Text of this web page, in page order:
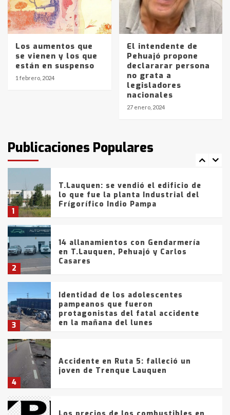
Los aumentos que
se vienen y los que
están en suspenso
1 febrero, 2024
El intendente de
Pehuajó propone
declararar persona
no grata a
legisladores
nacionales
27 enero, 2024
Publicaciones Populares
Los precios de los combustibles en
La Pampa, desde YPF hasta Axion
entre 857 a 1338 pesos
La Bolsa de Cereales de Bahía
Blanca anticipa que Agosto vendrá
con lluvias y heladas, en gran parte
fueron detenidos por
comercialización de drogas en la
tarde del sábado
1
T.Lauquen: se vendió el edificio de
lo que fue la planta Industrial del
Frígorífico Indio Pampa
2
14 allanamientos con Gendarmería
en T.Lauquen, Pehuajó y Carlos
Casares
3
Identidad de los adolescentes
pampeanos que fueron
protagonistas del fatal accidente
en la mañana del lunes
4
Accidente en Ruta 5: falleció un
joven de Trenque Lauquen